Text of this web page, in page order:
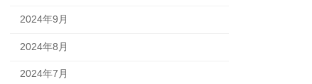
2024年9月
2024年8月
2024年7月